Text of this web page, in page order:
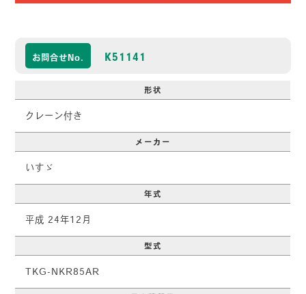
お問合せNo. K51141
形状
クレーン付き
メーカー
いすゞ
年式
平成 24年12月
型式
TKG-NKR85AR